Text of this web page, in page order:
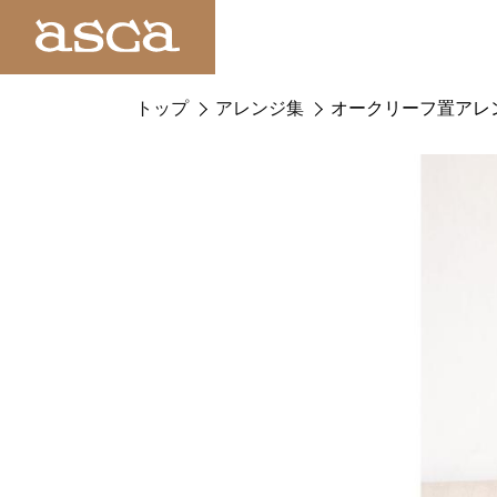
トップ アレンジ集 オークリーフ置アレ